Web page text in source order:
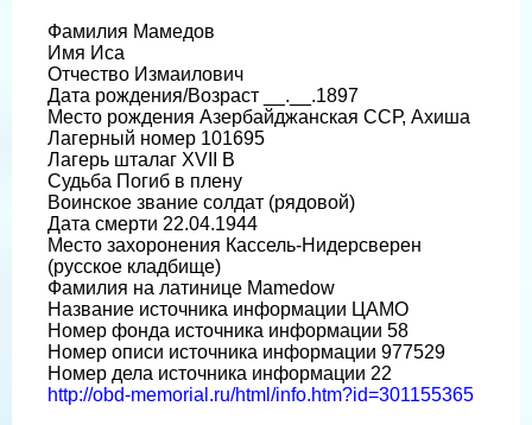
Фамилия Мамедов
Имя Иса
Отчество Измаилович
Дата рождения/Возраст __.__.1897
Место рождения Азербайджанская ССР, Ахиша
Лагерный номер 101695
Лагерь шталаг XVII B
Судьба Погиб в плену
Воинское звание солдат (рядовой)
Дата смерти 22.04.1944
Место захоронения Кассель-Нидерсверен
(русское кладбище)
Фамилия на латинице Mamedow
Название источника информации ЦАМО
Номер фонда источника информации 58
Номер описи источника информации 977529
Номер дела источника информации 22
http://obd-memorial.ru/html/info.htm?id=301155365